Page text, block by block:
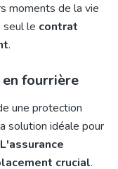
moments de la vie
seul le contrat
.
fourrière
une protection
solution idéale pour
L'assurance
crucial.